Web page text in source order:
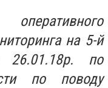
на 5-й
по
по поводу